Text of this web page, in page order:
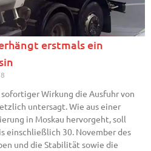
erstmals ein
Wirkung die Ausfuhr von
untersagt. Wie aus einer
in Moskau hervorgeht, soll
einschließlich 30. November des
und die Stabilität sowie die